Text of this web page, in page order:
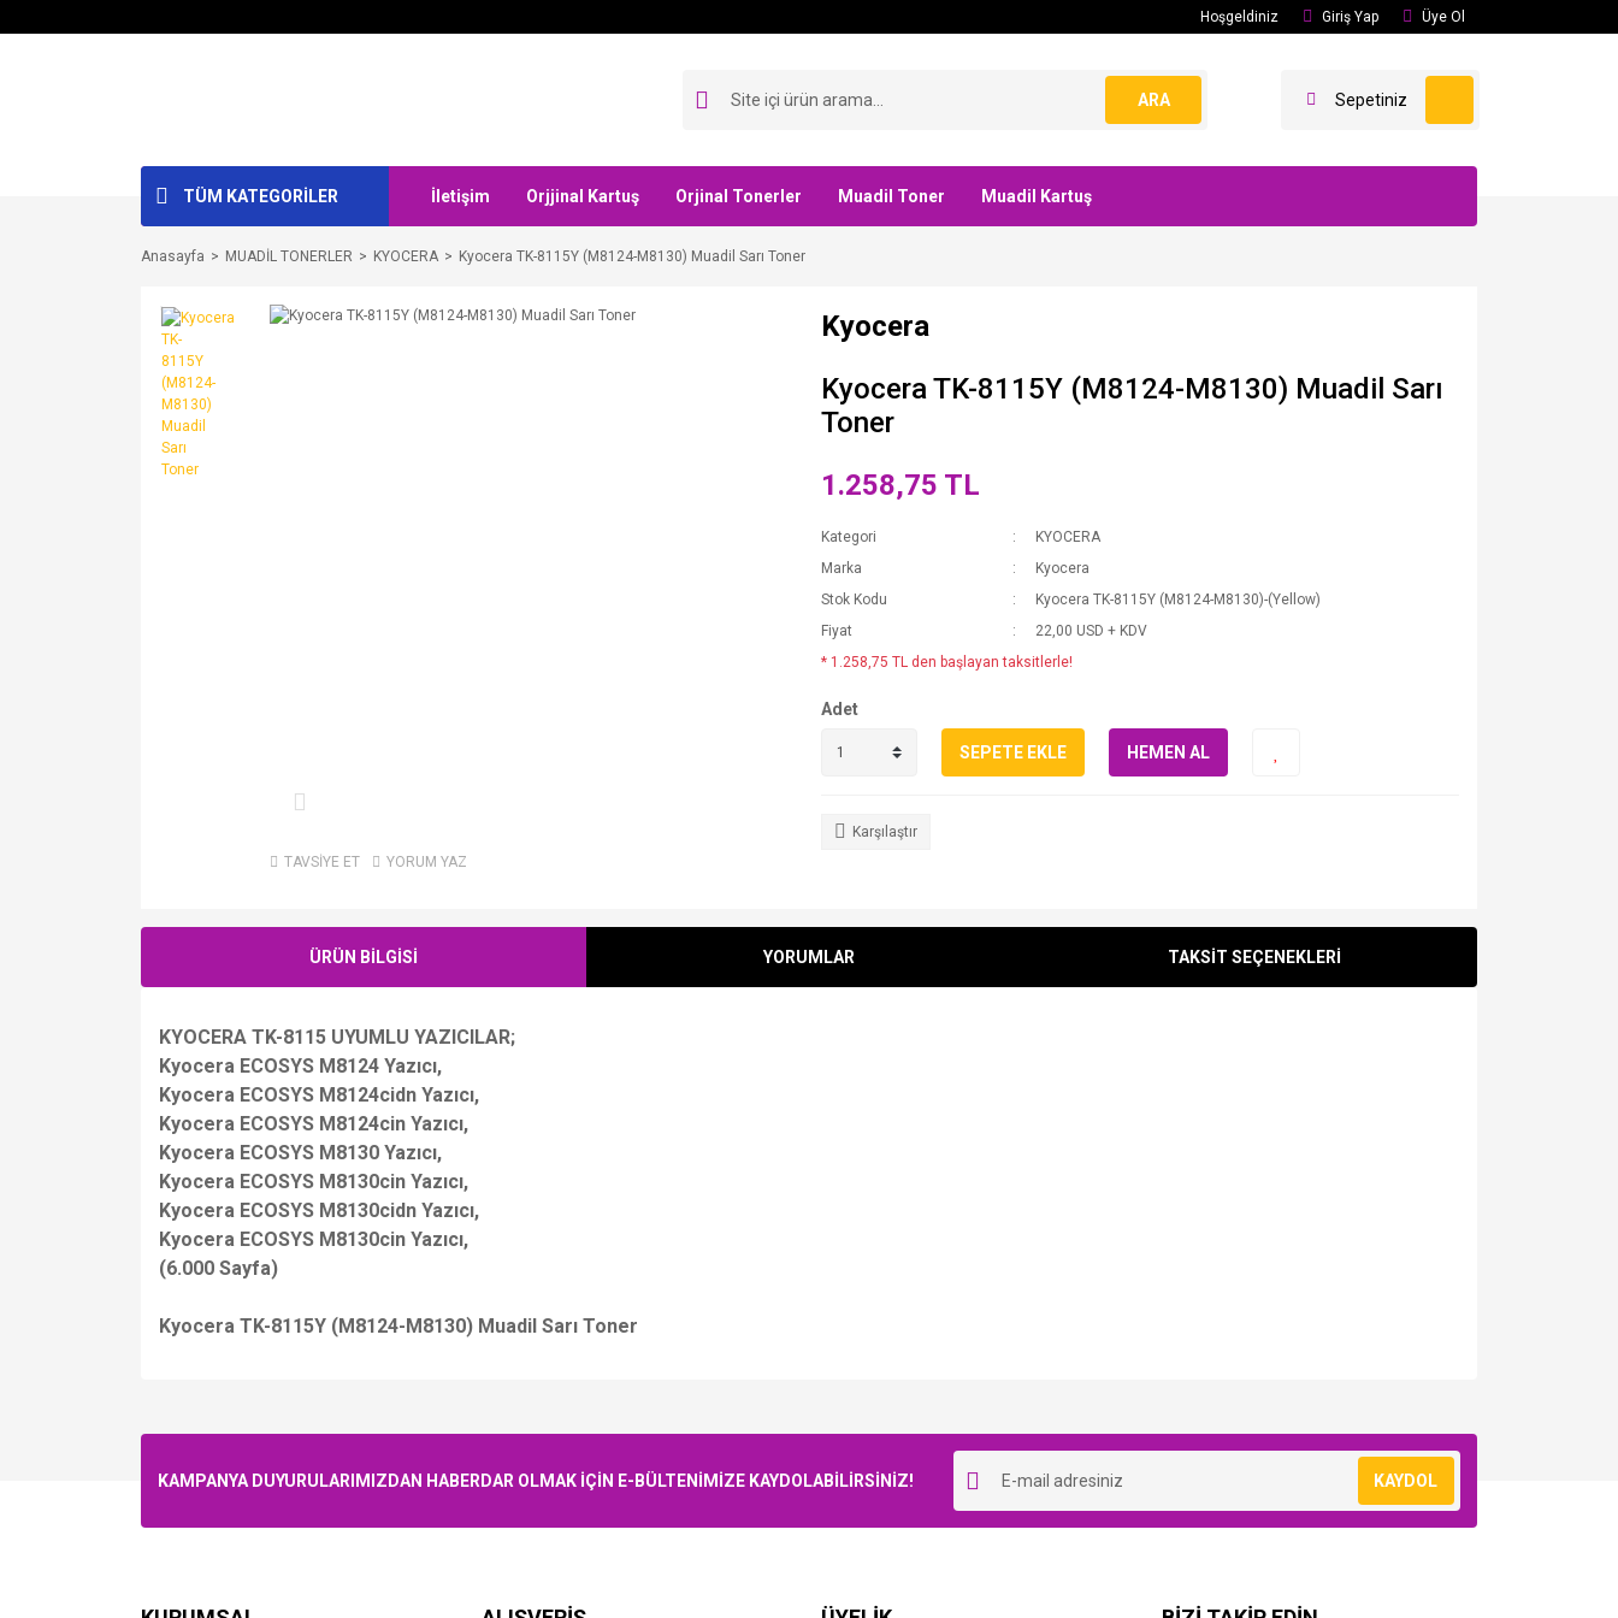
Hoşgeldiniz Giriş Yap Üye Ol
ARA Sepetiniz
TÜM KATEGORİLER İletişim Orjjinal Kartuş Orjinal Tonerler Muadil Toner Muadil Kartuş
Anasayfa MUADİL TONERLER KYOCERA Kyocera TK-8115Y (M8124-M8130) Muadil Sarı Toner
TAVSİYE ET YORUM YAZ
Kyocera
Kyocera TK-8115Y (M8124-M8130) Muadil Sarı
Toner
1.258,75 TL
Kategori
KYOCERA
Marka
Kyocera
Stok Kodu
Kyocera TK-8115Y (M8124-M8130)-(Yellow)
Fiyat
22,00 USD + KDV
* 1.258,75 TL den başlayan taksitlerle!
Adet
SEPETE EKLE HEMEN AL
Karşılaştır
ÜRÜN BİLGİSİ YORUMLAR TAKSİT SEÇENEKLERİ
KYOCERA TK-8115 UYUMLU YAZICILAR;
Kyocera ECOSYS M8124 Yazıcı,
Kyocera ECOSYS M8124cidn Yazıcı,
Kyocera ECOSYS M8124cin Yazıcı,
Kyocera ECOSYS M8130 Yazıcı,
Kyocera ECOSYS M8130cin Yazıcı,
Kyocera ECOSYS M8130cidn Yazıcı,
Kyocera ECOSYS M8130cin Yazıcı,
(6.000 Sayfa)
Kyocera TK-8115Y (M8124-M8130) Muadil Sarı Toner
KAMPANYA DUYURULARIMIZDAN HABERDAR OLMAK İÇİN E-BÜLTENİMİZE KAYDOLABİLİRSİNİZ! KAYDOL